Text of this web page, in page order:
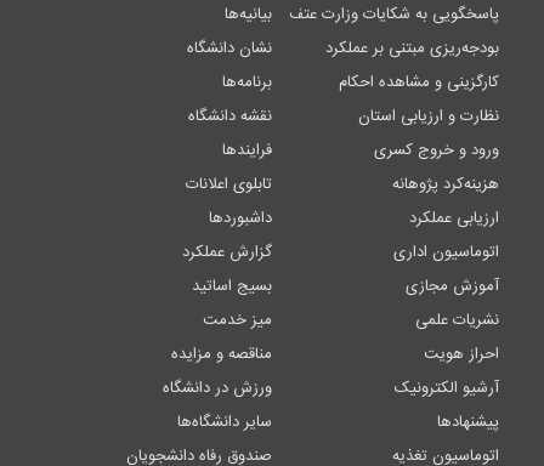
پاسخگویی به شکایات وزارت عتف
بودجه‌ریزی مبتنی بر عملکرد
کارگزینی و مشاهده احکام
نظارت و ارزیابی استان
ورود و خروج کسری
هزینه‌کرد پژوهانه
ارزیابی عملکرد
اتوماسیون اداری
آموزش مجازی
نشریات علمی
احراز هویت
آرشیو الکترونیک
پیشنهادها
اتوماسیون تغذیه
بیانیه‌ها
نشان دانشگاه
برنامه‌ها
نقشه دانشگاه
فرایندها
تابلوی اعلانات
داشبوردها
گزارش عملکرد
بسیج اساتید
میز خدمت
مناقصه و مزایده
ورزش در دانشگاه
سایر دانشگاه‌ها
صندوق رفاه دانشجویان